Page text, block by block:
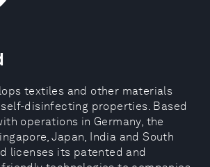
textiles and other materials
disinfecting properties. Based
operations in Germany, the
Japan, India and South
licenses its patented and